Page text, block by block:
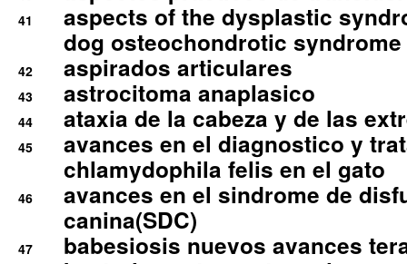
41
aspects of the dysplastic
dog osteochondrotic syndrome
42 aspirados articulares
43 astrocitoma anaplasico
44 ataxia de la cabeza y de las
45
avances en el diagnostico y
chlamydophila felis en el gato
46
avances en el sindrome de
canina(SDC)
47 babesiosis nuevos avances